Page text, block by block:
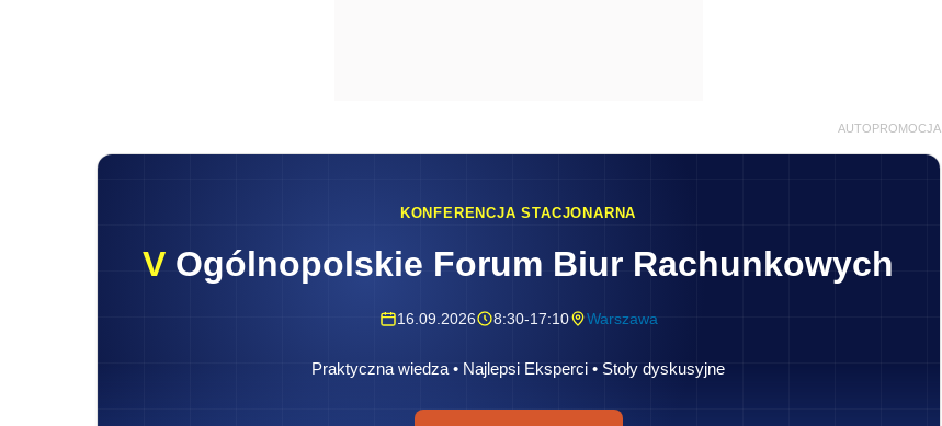
AUTOPROMOCJA
KONFERENCJA STACJONARNA
V Ogólnopolskie Forum Biur Rachunkowych
16.09.2026 8:30-17:10 Warszawa
Praktyczna wiedza • Najlepsi Eksperci • Stoły dyskusyjne